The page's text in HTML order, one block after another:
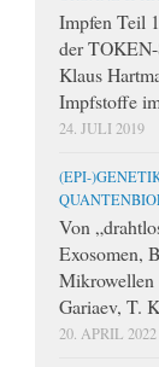
Impfen Teil
der
Klaus
Impfstoffe
24. JULI 2019
(EPI-
Von
Exosomen,
Mikrowellen
Gariaev, T.
20. APRIL 2022